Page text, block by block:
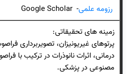
رزومه علمی- Google Scholar
زمینه های تحقیقاتی:
پرتوهای غیریونیزان، تصویربرداری
درمانی، اثرات نانوذرات در ترکیب با
مصنوعی در پزشکی.